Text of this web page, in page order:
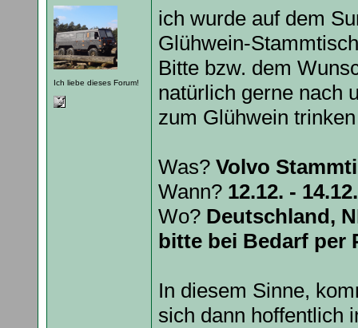
Ich liebe dieses Forum!
ich wurde auf dem
Glühwein-
Bitte bzw. dem
natürlich gerne nach
zum Glühwein
Was? Volvo
Wann? 12.12. - 14.12.
Wo? Deutschland,
bitte bei Bedarf per
In diesem Sinne,
sich dann hoffentlich